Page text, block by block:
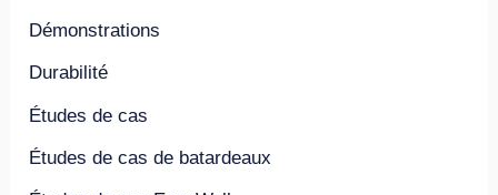
Démonstrations
Durabilité
Études de cas
Études de cas de batardeaux